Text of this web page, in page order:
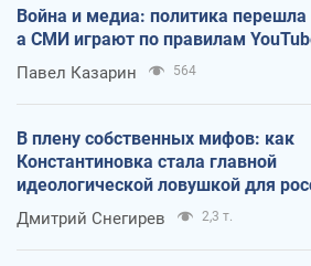
Война и медиа: политика перешла
а СМИ играют по правилам
Павел Казарин 564
В плену собственных мифов: как
Константиновка стала главной
идеологической ловушкой для
оккупантов
Дмитрий Снегирев 2,3 т.